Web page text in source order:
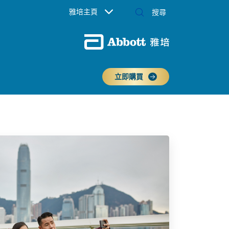
雅培主頁
立即購買